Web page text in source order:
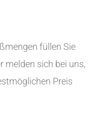
füllen Sie
melden sich bei uns,
Preis